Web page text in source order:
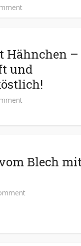
Hähnchen –
und
Blech